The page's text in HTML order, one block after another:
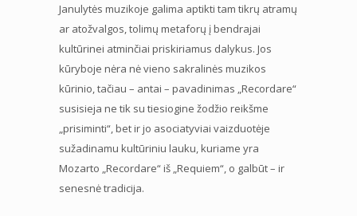
Janulytės muzikoje galima aptikti tam tikrų atramų
ar atožvalgos, tolimų metaforų į bendrajai
kultūrinei atminčiai priskiriamus dalykus. Jos
kūryboje nėra nė vieno sakralinės muzikos
kūrinio, tačiau – antai – pavadinimas „Recordare“
susisieja ne tik su tiesiogine žodžio reikšme
„prisiminti“, bet ir jo asociatyviai vaizduotėje
sužadinamu kultūriniu lauku, kuriame yra
Mozarto „Recordare“ iš „Requiem“, o galbūt – ir
senesnė tradicija.